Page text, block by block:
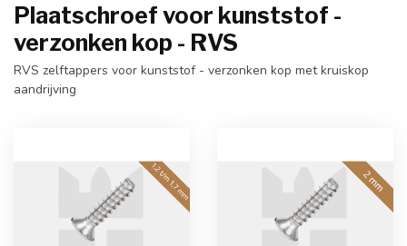
Plaatschroef voor kunststof -
verzonken kop - RVS
RVS zelftappers voor kunststof - verzonken kop met kruiskop
aandrijving